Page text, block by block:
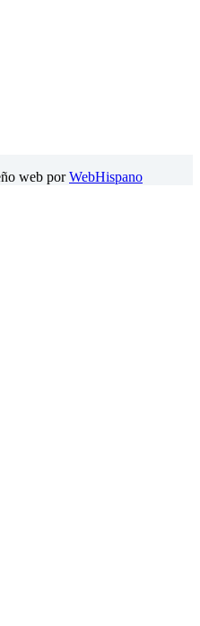
web porWebHispano